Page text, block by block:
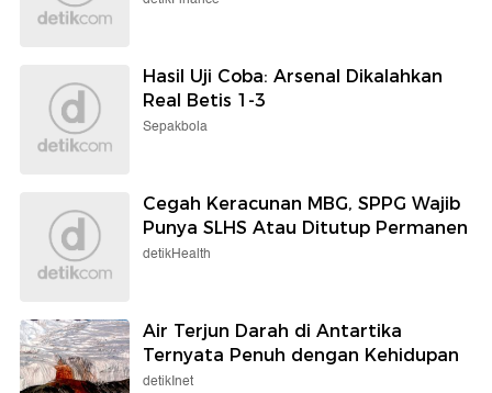
Hasil Uji Coba: Arsenal Dikalahkan
Real Betis 1-3
Sepakbola
Cegah Keracunan MBG, SPPG Wajib
Punya SLHS Atau Ditutup Permanen
detikHealth
Air Terjun Darah di Antartika
Ternyata Penuh dengan Kehidupan
detikInet